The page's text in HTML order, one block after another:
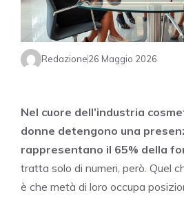
Redazione26 Maggio 2026
Nel cuore dell’industria
donne detengono una
rappresentano il 65% della
tratta solo di numeri, però. Quel
è che metà di loro occupa